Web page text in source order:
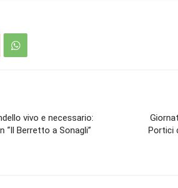
vivo e necessario:
“Il Berretto a Sonagli”
Portici